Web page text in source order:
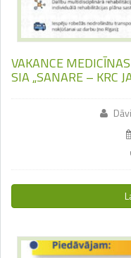
VAKANCE
SIA „SANARE – KRC